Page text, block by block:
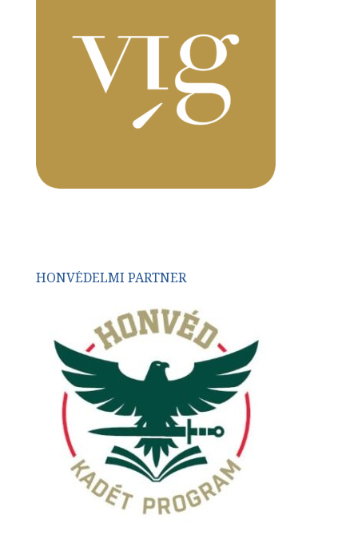
HONVÉDELMI PARTNER